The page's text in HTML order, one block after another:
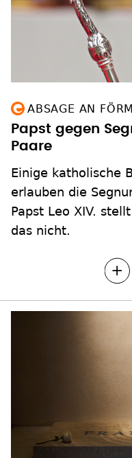
ABSAGE AN
Papst gegen
Paare
Einige katholische
erlauben die
Papst Leo XIV.
das nicht.